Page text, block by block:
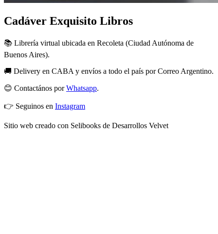
Cadáver Exquisito Libros
📚 Librería virtual ubicada en Recoleta (Ciudad Autónoma de
Buenos Aires).
🚚 Delivery en CABA y envíos a todo el país por Correo Argentino.
😊 Contactános porWhatsapp.
👉 Seguinos en Instagram
Sitio web creado con Selibooks de Desarrollos Velvet